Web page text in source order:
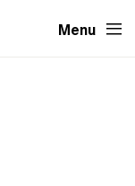
Menu